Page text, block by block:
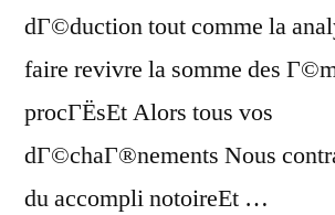
dГ©duction tout comme la
faire revivre la somme des
procГЁsEt Alors tous vos
dГ©chaГ®nements Nous
du accompli notoireEt …